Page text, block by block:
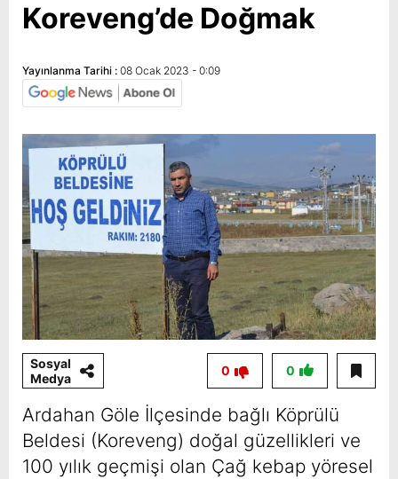
Koreveng’de Doğmak
Yayınlanma Tarihi : 08 Ocak 2023 - 0:09
Sosyal
Medya
0
0
Ardahan Göle İlçesinde bağlı Köprülü
Beldesi (Koreveng) doğal güzellikleri ve
100 yılık geçmişi olan Çağ kebap yöresel